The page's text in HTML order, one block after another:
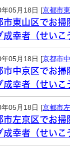
年05月18日 [京都市
市東山区でお掃
成幸者（せいこ
年05月18日 [京都市
市中京区でお掃
成幸者（せいこ
年05月18日 [京都市
市左京区でお掃
成幸者（せいこ